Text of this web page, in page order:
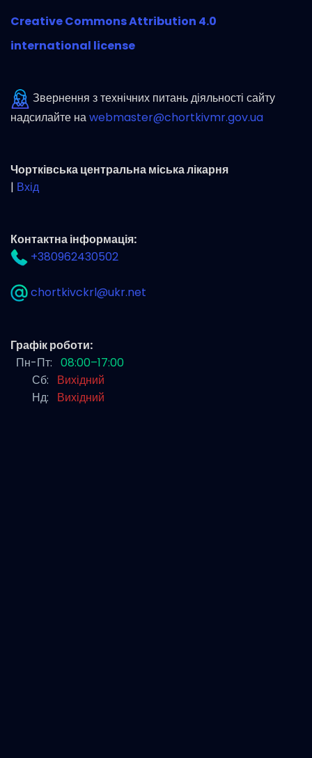
Creative Commons Attribution 4.0
international license
Звернення з технічних питань діяльності сайту
надсилайте наwebmaster@chortkivmr.gov.ua
Чортківська центральна міська лікарня
| Вхід
Контактна інформація:
+380962430502
chortkivckrl@ukr.net
Графік роботи:
Пн-Пт: 08:00–17:00
Сб:
Вихідний
Нд:
Вихідний